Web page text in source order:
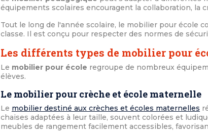
équipements scolaires encouragent la collaboration, la
Tout le long de l'année scolaire, le mobilier pour école
classe. Il est conçu pour respecter des normes de
Les différents types de mobilier pour
Le mobilier pour école regroupe de nombreux
élèves.
Le mobilier pour crèche et école maternelle
Le mobilier destiné aux crèches et écoles maternelles
chaises adaptées à leur taille, souvent colorées et
meubles de rangement facilement accessibles,